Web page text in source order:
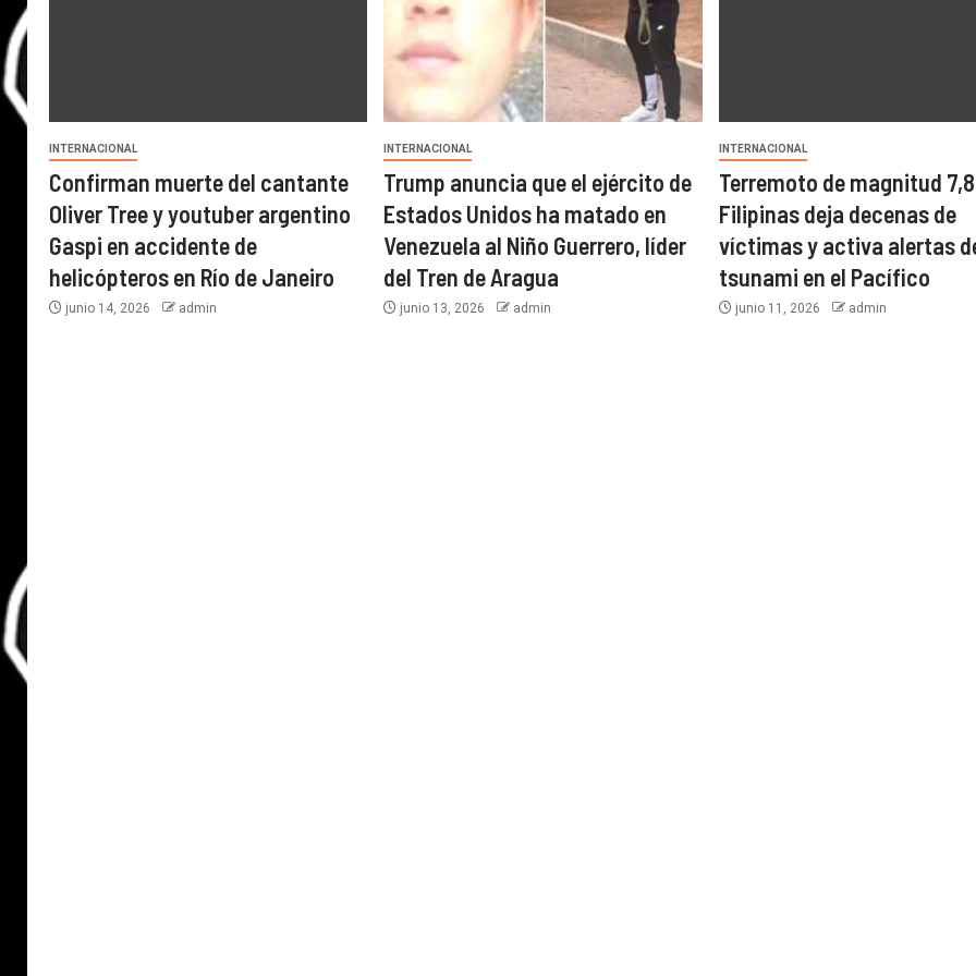
INTERNACIONAL
Confirman muerte del cantante
Oliver Tree y youtuber argentino
Gaspi en accidente de
helicópteros en Río de Janeiro
junio 14, 2026 admin
INTERNACIONAL
Trump anuncia que el ejército de
Estados Unidos ha matado en
Venezuela al Niño Guerrero, líder
del Tren de Aragua
junio 13, 2026 admin
INTERNACIONAL
Terremoto de magnitud
Filipinas deja decenas de
víctimas y activa alertas
tsunami en el Pacífico
junio 11, 2026 admin